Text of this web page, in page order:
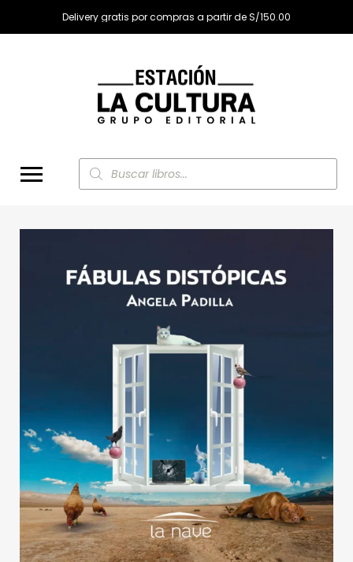
Delivery gratis por compras a partir de S/150.00
Búsqueda
de
productos